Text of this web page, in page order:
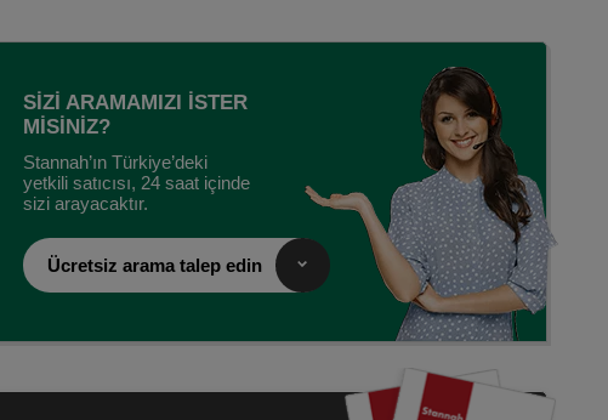
SİZİ ARAMAMIZI İSTER
MİSİNİZ?
Stannah’ın Türkiye’deki
yetkili satıcısı, 24 saat içinde
sizi arayacaktır.
Ücretsiz arama talep edin